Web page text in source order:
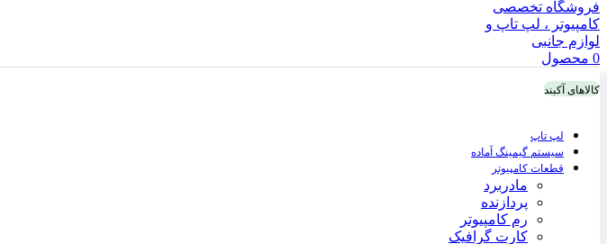
0 محصول
کالاهای آکبند
لپ تاپ
سیستم گیمینگ آماده
قطعات کامپیوتر
مادربرد
پردازنده
رم کامپیوتر
کارت گرافیک